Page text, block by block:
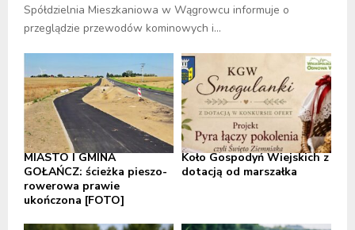
Spółdzielnia Mieszkaniowa w Wągrowcu informuje o
przeglądzie przewodów kominowych i...
MIASTO I GMINA
GOŁAŃCZ: ścieżka pieszo-
rowerowa prawie
ukończona [FOTO]
Koło Gospodyń Wiejskich z
dotacją od marszałka